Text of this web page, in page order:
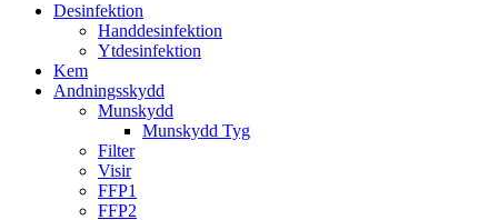
Desinfektion
Handdesinfektion
Ytdesinfektion
Kem
Andningsskydd
Munskydd
Munskydd Tyg
Filter
Visir
FFP1
FFP2